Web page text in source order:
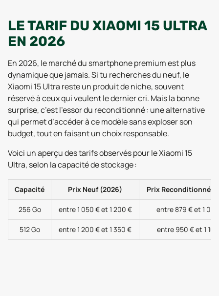
LE TARIF DU XIAOMI 15 ULTRA
EN 2026
En 2026, le marché du smartphone premium est plus
dynamique que jamais. Si tu recherches du neuf, le
Xiaomi 15 Ultra reste un produit de niche, souvent
réservé à ceux qui veulent le dernier cri. Mais la bonne
surprise, c’est l’essor du reconditionné : une alternative
qui permet d’accéder à ce modèle sans exploser son
budget, tout en faisant un choix responsable.
Voici un aperçu des tarifs observés pour le Xiaomi 15
Ultra, selon la capacité de stockage :
Capacité Prix Neuf (2026) Prix Reconditionné
256 Go entre 1 050 € et 1 200 € entre 879 € et 1
512 Go entre 1 200 € et 1 350 € entre 950 € et 1